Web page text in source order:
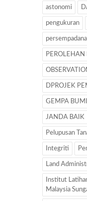
astonomi
pengukuran
PEROLEHAN
DPROJEK
GEMPA BUMI
JANDA BAIK
Pelupusan
Integriti
Land
Institut
Malaysia